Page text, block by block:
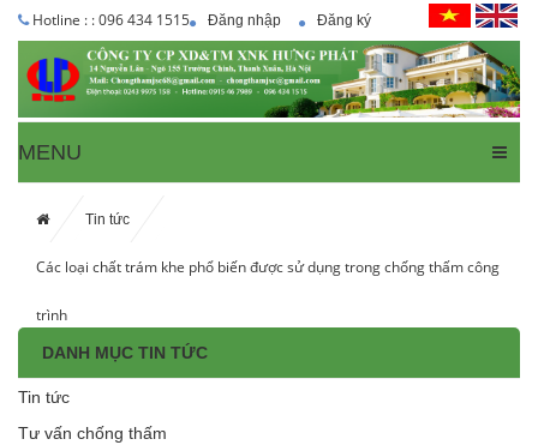
Hotline : : 096 434 1515 Đăng nhập Đăng ký
MENU
Tin tức
Các loại chất trám khe phổ biến được sử dụng trong chống thấm công
trình
DANH MỤC TIN TỨC
Tin tức
Tư vấn chống thấm